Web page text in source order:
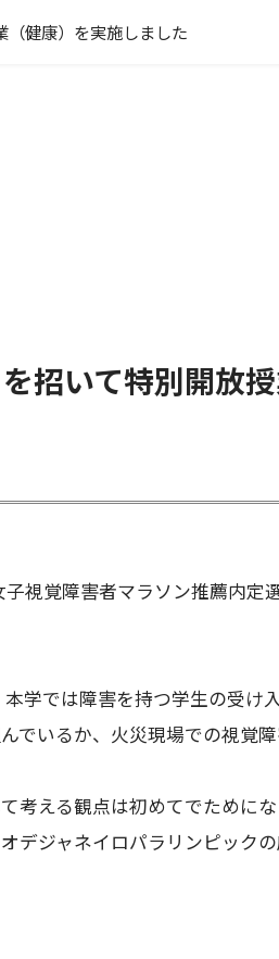
（健康）を実施しました
招いて特別開放
視覚障害者マラソン推薦内定
学では障害を持つ学生の受け
でいるか、火災現場での視覚
える観点は初めてでためにな
ジャネイロパラリンピック